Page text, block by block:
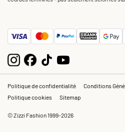
Politique de confidentialité
Conditions
Politique cookies
Sitemap
© Zizzi Fashion 1999-2026